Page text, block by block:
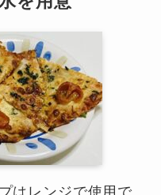
はレンジで使用で